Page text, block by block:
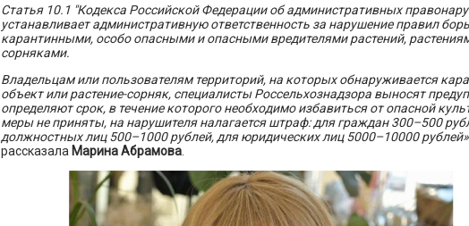
Статья 10.1 "Кодекса Российской Федерации об административных
устанавливает административную ответственность за нарушение правил
карантинными, особо опасными и опасными вредителями растений,
сорняками.
Владельцам или пользователям территорий, на которых обнаруживается
объект или растение-сорняк, специалисты Россельхознадзора выносят
определяют срок, в течение которого необходимо избавиться от опасной
меры не приняты, на нарушителя налагается штраф: для граждан 300–500
должностных лиц 500–1000 рублей, для юридических лиц 5000–10000 рублей»
рассказала Марина Абрамова.